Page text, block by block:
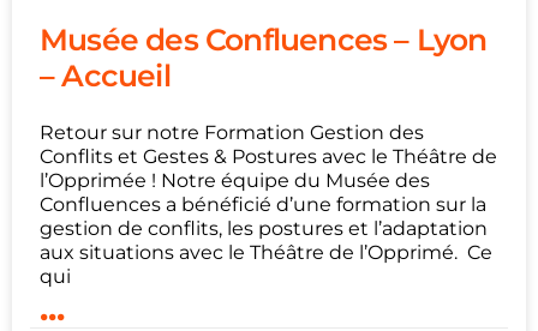
Musée des Confluences – Lyon
– Accueil
Retour sur notre Formation Gestion des
Conflits et Gestes & Postures avec le Théâtre de
l’Opprimée ! Notre équipe du Musée des
Confluences a bénéficié d’une formation sur la
gestion de conflits, les postures et l’adaptation
aux situations avec le Théâtre de l’Opprimé. Ce
qui
...